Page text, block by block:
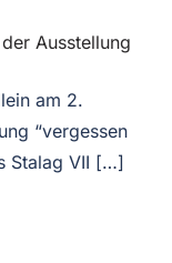
am 2.
“vergessen
Stalag VII […]